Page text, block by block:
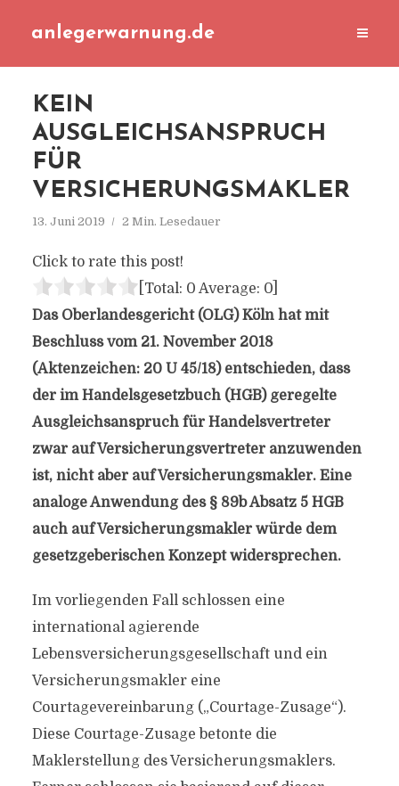
anlegerwarnung.de
KEIN
AUSGLEICHSANSPRUCH
FÜR
VERSICHERUNGSMAKLER
13. Juni 2019 2 Min. Lesedauer
Click to rate this post!
[Total: 0 Average: 0]
Das Oberlandesgericht (OLG) Köln hat mit
Beschluss vom 21. November 2018
(Aktenzeichen: 20 U 45/18) entschieden, dass
der im Handelsgesetzbuch (HGB) geregelte
Ausgleichsanspruch für Handelsvertreter
zwar auf Versicherungsvertreter anzuwenden
ist, nicht aber auf Versicherungsmakler. Eine
analoge Anwendung des § 89b Absatz 5 HGB
auch auf Versicherungsmakler würde dem
gesetzgeberischen Konzept widersprechen.
Im vorliegenden Fall schlossen eine
international agierende
Lebensversicherungsgesellschaft und ein
Versicherungsmakler eine
Courtagevereinbarung („Courtage-Zusage“).
Diese Courtage-Zusage betonte die
Maklerstellung des Versicherungsmaklers.